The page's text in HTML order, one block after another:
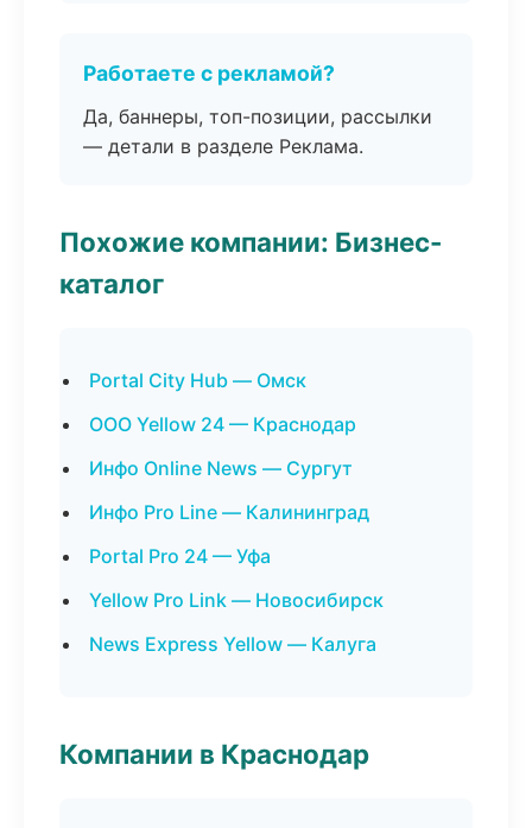
Работаете с рекламой?
Да, баннеры, топ-позиции, рассылки
— детали в разделе Реклама.
Похожие компании: Бизнес-
каталог
Portal City Hub — Омск
ООО Yellow 24 — Краснодар
Инфо Online News — Сургут
Инфо Pro Line — Калининград
Portal Pro 24 — Уфа
Yellow Pro Link — Новосибирск
News Express Yellow — Калуга
Компании в Краснодар